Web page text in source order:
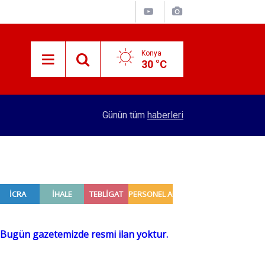
Konya
30 °C
Beyşehir'de kovan sayımı yapıldı
Günün tüm haberleri